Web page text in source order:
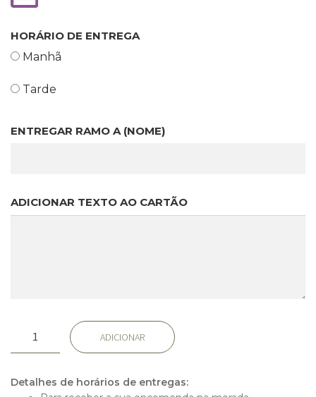
HORÁRIO DE ENTREGA
Manhã
Tarde
ENTREGAR RAMO A (NOME)
ADICIONAR TEXTO AO CARTÃO
Quantidade
ADICIONAR
Detalhes de horários de entregas: